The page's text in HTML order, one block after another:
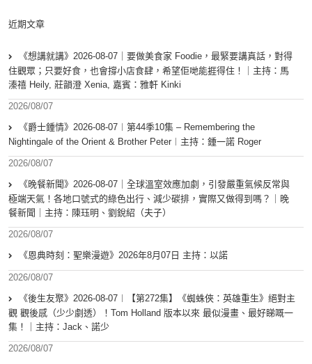
近期文章
《想講就講》2026-08-07｜要做美食家 Foodie，最緊要講真話，對得
住觀眾；只要好食，也會撐小店食肆，希望佢哋能捱得住！｜主持：馬
溱禧 Heily, 莊韻澄 Xenia, 嘉賓：雅軒 Kinki
2026/08/07
《爵士鍾情》2026-08-07︱第44季10集 – Remembering the
Nightingale of the Orient & Brother Peter︱主持：鍾一諾 Roger
2026/08/07
《晚餐新聞》2026-08-07｜全球溫室效應加劇，引發嚴重氣候反常與
極端天氣！各地口號式的綠色出行、減少碳排，實際又做得到嗎？｜晚
餐新聞｜主持：陳珏明、劉銳紹（夫子）
2026/08/07
《恩典時刻：聖樂漫遊》2026年8月07日 主持：以諾
2026/08/07
《後生友聚》2026-08-07︱【第272集】《蜘蛛俠：英雄重生》絕對主
觀 觀後感（少少劇透）！Tom Holland 版本以來 最似漫畫、最好睇嘅一
集！｜主持：Jack、諾少
2026/08/07